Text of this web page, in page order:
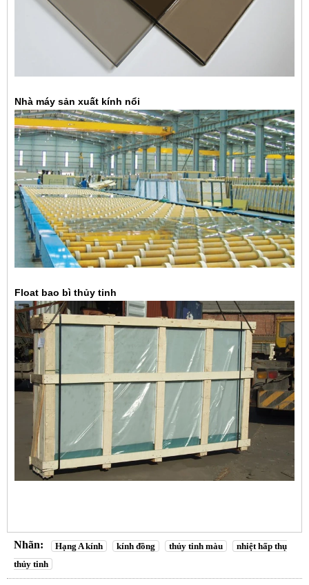
Nhà máy sản xuất kính nổi
Float bao bì thủy tinh
Nhãn: Hạng A kính kính đồng thủy tinh màu
nhiệt hấp thụ
thủy tinh